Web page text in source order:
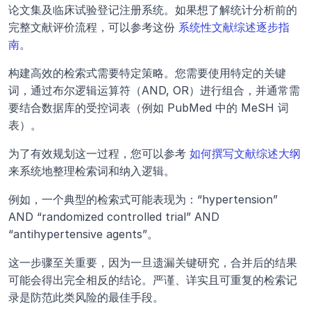
论文集及临床试验登记注册系统。如果想了解统计分析前的
完整文献评价流程，可以参考这份 系统性文献综述逐步指
南。
构建高效的检索式需要特定策略。您需要使用特定的关键
词，通过布尔逻辑运算符（AND, OR）进行组合，并通常需
要结合数据库的受控词表（例如 PubMed 中的 MeSH 词
表）。
为了有效规划这一过程，您可以参考 如何撰写文献综述大纲
来系统地整理检索词和纳入逻辑。
例如，一个典型的检索式可能表现为：“hypertension”
AND “randomized controlled trial” AND
“antihypertensive agents”。
这一步骤至关重要，因为一旦遗漏关键研究，合并后的结果
可能会得出完全相反的结论。严谨、详实且可重复的检索记
录是防范此类风险的最佳手段。